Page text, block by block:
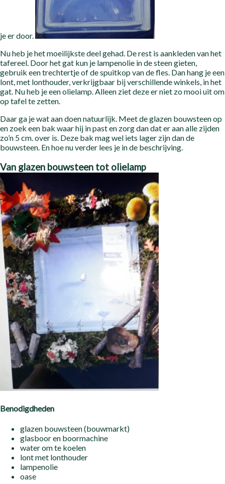
je er door.
Nu heb je het moeilijkste deel gehad. De rest is aankleden van het
tafereel. Door het gat kun je lampenolie in de steen gieten,
gebruik een trechtertje of de spuitkop van de fles. Dan hang je een
lont, met lonthouder, verkrijgbaar bij verschillende winkels, in het
gat. Nu heb je een olielamp. Alleen ziet deze er niet zo mooi uit om
op tafel te zetten.
Daar ga je wat aan doen natuurlijk. Meet de glazen bouwsteen op
en zoek een bak waar hij in past en zorg dan dat er aan alle zijden
zo’n 5 cm. over is. Deze bak mag wel iets lager zijn dan de
bouwsteen. En hoe nu verder lees je in de beschrijving.
Van glazen bouwsteen tot olielamp
Benodigdheden
glazen bouwsteen (bouwmarkt)
glasboor en boormachine
water om te koelen
lont met lonthouder
lampenolie
oase